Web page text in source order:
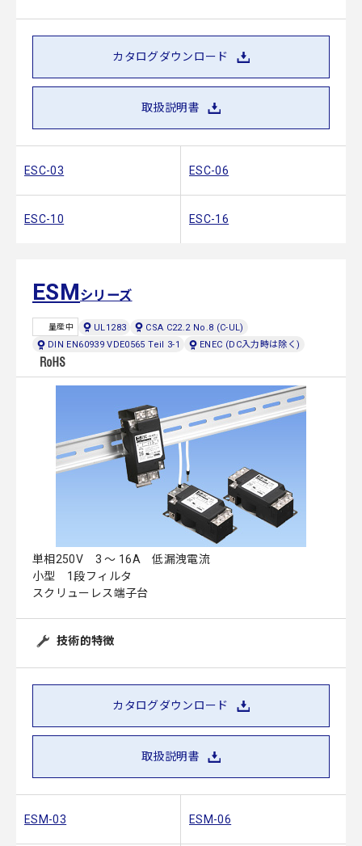
カタログダウンロード
取扱説明書
ESC-03 ESC-06
ESC-10 ESC-16
ESMシリーズ
量産中 UL1283
CSA C22.2 No.8 (C-UL)
DIN EN60939 VDE0565 Teil 3-1
ENEC (DC入力時は除く)
単相250V 3 ～ 16A 低漏洩電流
小型 1段フィルタ
スクリューレス端子台
技術的特徴
カタログダウンロード
取扱説明書
ESM-03 ESM-06